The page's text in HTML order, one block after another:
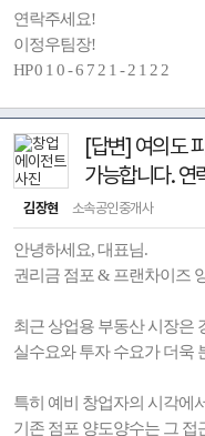
연락주세요!
이정우팀장!
HP 0 1 0 - 6 7 2 1 - 2 1 2 2
[답변] 여의도
가능합니다. 연
김장현 소속공인중개사
안녕하세요, 대표님.
권리금 점포 & 프랜차이즈
최근 상업용 부동산 시장은
실수요와 투자 수요가 더욱
특히 예비 창업자의 시각에
기존 점포 양도양수는 그 접